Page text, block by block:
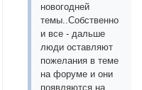
новогодней
темы..Собственно
и все - дальше
люди оставляют
пожелания в теме
на форуме и они
появляются на